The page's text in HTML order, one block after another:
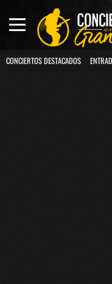
CONCIERTOS DESTACADOS